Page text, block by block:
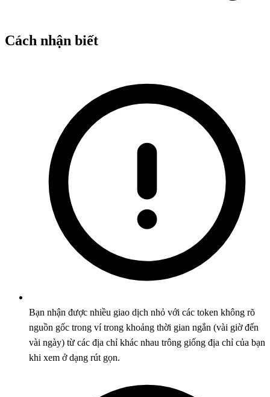
Cách nhận biết
Bạn nhận được nhiều giao dịch nhỏ với các token không rõ
nguồn gốc trong ví trong khoảng thời gian ngắn (vài giờ đến
vài ngày) từ các địa chỉ khác nhau trông giống địa chỉ của bạn
khi xem ở dạng rút gọn.